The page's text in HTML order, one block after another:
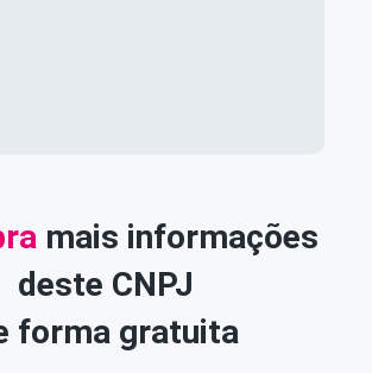
mais informações
deste CNPJ
forma gratuita